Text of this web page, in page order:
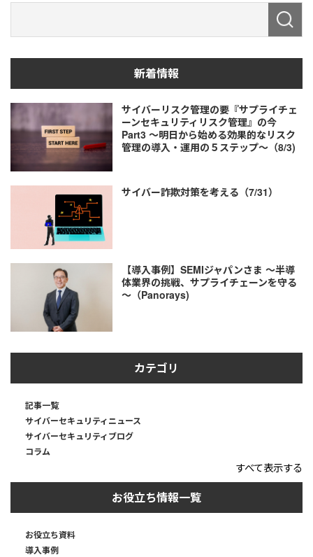
新着情報
サイバーリスク管理の要『サプライチェ
ーンセキュリティリスク管理』の今
Part3 ～明日から始める効果的なリスク
管理の導入・運用の５ステップ～（8/3)
サイバー詐欺対策を考える（7/31）
【導入事例】SEMIジャパンさま ～半導
体業界の挑戦、サプライチェーンを守る
～（Panorays)
カテゴリ
記事一覧
サイバーセキュリティニュース
サイバーセキュリティブログ
コラム
すべて表示する
お役立ち情報一覧
お役立ち資料
導入事例